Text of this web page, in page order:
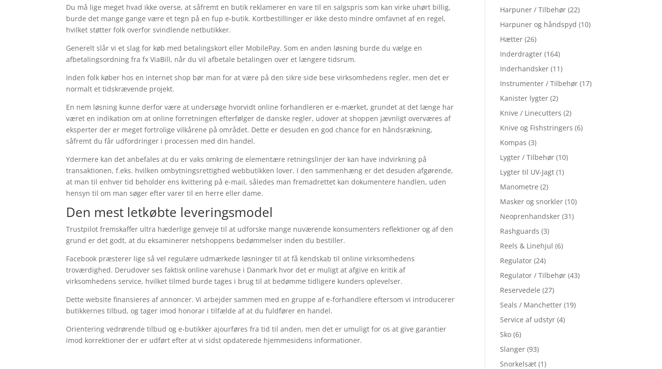
Du må lige meget hvad ikke overse, at såfremt en butik reklamerer en vare til en salgspris som kan virke uhørt billig,
burde det mange gange være et tegn på en fup e-butik. Kortbestillinger er ikke desto mindre omfavnet af en regel,
hvilket støtter folk overfor svindlende netbutikker.
Generelt slår vi et slag for køb med betalingskort eller MobilePay. Som en anden løsning burde du vælge en
afbetalingsordning fra fx ViaBill, når du vil afbetale betalingen over et længere tidsrum.
Inden folk køber hos en internet shop bør man for at være på den sikre side bese virksomhedens regler, men det er
normalt et tidskrævende projekt.
En nem løsning kunne derfor være at undersøge hvorvidt online forhandleren er e-mærket, grundet at det længe har
været en indikation om at online forretningen efterfølger de danske regler, udover at shoppen jævnligt overværes af
eksperter der er meget fortrolige vilkårene på området. Dette er desuden en god chance for en håndsrækning,
såfremt du får udfordringer i processen med din handel.
Ydermere kan det anbefales at du er vaks omkring de elementære retningslinjer der kan have indvirkning på
transaktionen, f.eks. hvilken ombytningsrettighed webbutikken lover. I den sammenhæng er det desuden afgørende,
at man til enhver tid beholder ens kvittering på e-mail, således man fremadrettet kan dokumentere handlen, uden
hensyn til om man søger efter varer til en herre eller dame.
Den mest letkøbte leveringsmodel
Trustpilot fremskaffer ultra hæderlige genveje til at udforske mange nuværende konsumenters reflektioner og af den
grund er det godt, at du eksaminerer netshoppens bedømmelser inden du bestiller.
Facebook præsterer lige så vel regulære udmærkede løsninger til at få kendskab til online virksomhedens
troværdighed. Derudover ses faktisk online varehuse i Danmark hvor det er muligt at afgive en kritik af
virksomhedens service, hvilket tilmed burde tages i brug til at bedømme tidligere kunders oplevelser.
Dette website finansieres af annoncer. Vi arbejder sammen med en gruppe af e-forhandlere eftersom vi introducerer
butikkernes tilbud, og tager imod honorar i tilfælde af at du fuldfører en handel.
Orientering vedrørende tilbud og e-butikker ajourføres fra tid til anden, men det er umuligt for os at give garantier
imod korrektioner der er udført efter at vi sidst opdaterede hjemmesidens informationer.
Harpuner / Tilbehør (22)
Harpuner og håndspyd (10)
Hætter (26)
Inderdragter (164)
Inderhandsker (11)
Instrumenter / Tilbehør (17)
Kanister lygter (2)
Knive / Linecutters (2)
Knive og Fishstringers (6)
Kompas (3)
Lygter / Tilbehør (10)
Lygter til UV-Jagt (1)
Manometre (2)
Masker og snorkler (10)
Neoprenhandsker (31)
Rashguards (3)
Reels & Linehjul (6)
Regulator (24)
Regulator / Tilbehør (43)
Reservedele (27)
Seals / Manchetter (19)
Service af udstyr (4)
Sko (6)
Slanger (93)
Snorkelsæt (1)